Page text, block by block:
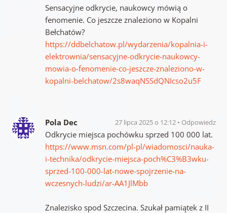
Sensacyjne odkrycie, naukowcy mówią o
fenomenie. Co jeszcze znaleziono w Kopalni
Bełchatów?
https://ddbelchatow.pl/wydarzenia/kopalnia-i-
elektrownia/sensacyjne-odkrycie-naukowcy-
mowia-o-fenomenie-co-jeszcze-znaleziono-w-
kopalni-belchatow/2s8waqNSSdQNIcso2u5F
Pola Dec 27 lipca 2025 o 12:12 Odpowiedz
Odkrycie miejsca pochówku sprzed 100 000 lat.
https://www.msn.com/pl-pl/wiadomosci/nauka-
i-technika/odkrycie-miejsca-poch%C3%B3wku-
sprzed-100-000-lat-nowe-spojrzenie-na-
wczesnych-ludzi/ar-AA1JlMbb
Znalezisko spod Szczecina. Szukał pamiątek z II